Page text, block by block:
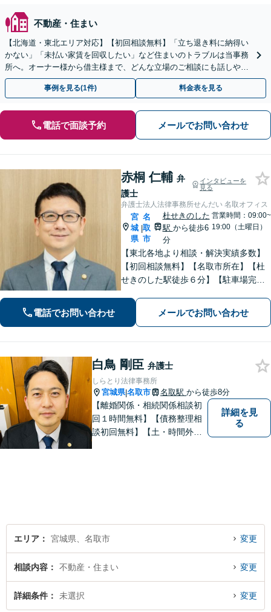
不動産・住まい
【北海道・東北エリア対応】【初回相談無料】「立ち退き料に納得い
かない」「未払い家賃を回収したい」など住まいのトラブルは当事務
所へ。オーナー様から借主様まで、どんな立場のご相談にも話しやす
い弁護士が対応します。ＷＥＢ面談可。
事例を見る(1件) 料金表を見る
電話で面談予約 メールでお問い合わせ
赤桐 仁輔 弁
護士
インタビューを
見る
弁護士法人法律事務所せんだい 名取オフィス
宮
城
県
|
名
取
市
杜せきのした
駅 から徒歩6
分
営業時間：09:00~
19:00（土曜日）
【東北各地より相談・解決実績多数】
【初回相談無料】【名取市所在】【杜
せきのした駅徒歩６分】【駐車場完
日でも早く取り除き、穏やかな日常を
取り戻せるよう尽力いたします。【完
電話でお問い合わせ メールでお問い合わせ
白鳥 剛臣 弁護士
しらとり法律事務所
宮城県|名取市 名取駅 から徒歩8分
【離婚関係・相続関係相談初
回１時間無料】【債務整理相
談初回無料】【土・時間外応
詳細を見
る
エリア 宮城県、名取市 変更
相談内容 不動産・住まい 変更
詳細条件 未選択 変更